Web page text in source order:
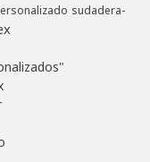
sudadera-